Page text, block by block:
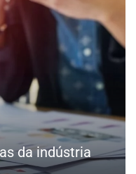
da indústria